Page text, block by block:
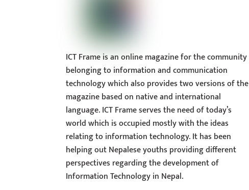
ICT Frame is an online magazine for the community
belonging to information and communication
technology which also provides two versions of the
magazine based on native and international
language. ICT Frame serves the need of today’s
world which is occupied mostly with the ideas
relating to information technology. It has been
helping out Nepalese youths providing different
perspectives regarding the development of
Information Technology in Nepal.